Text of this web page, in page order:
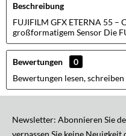
Beschreibung
FUJIFILM GFX ETERNA 55 –
großformatigem Sensor Die
Bewertungen
0
Bewertungen lesen,
Newsletter: Abonnieren Sie
verpassen Sie keine